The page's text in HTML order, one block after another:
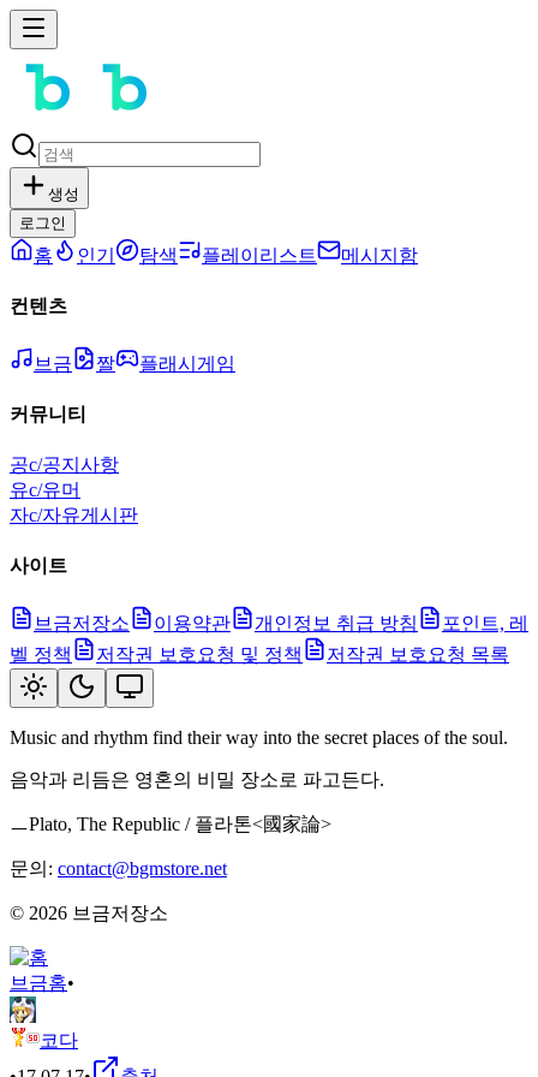
생성
로그인
홈 인기 탐색 플레이리스트 메시지함
컨텐츠
브금 짤 플래시게임
커뮤니티
공c/공지사항
유c/유머
자c/자유게시판
사이트
브금저장소 이용약관 개인정보 취급 방침
포인트, 레
벨 정책
저작권 보호요청 및 정책 저작권 보호요청 목록
Music and rhythm find their way into the secret places of the soul.
음악과 리듬은 영혼의 비밀 장소로 파고든다.
ㅡPlato, The Republic / 플라톤<國家論>
문의: contact@bgmstore.net
© 2026 브금저장소
브금홈•
코다